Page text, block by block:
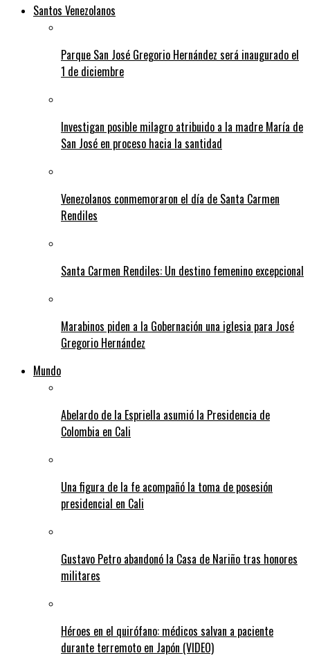
Santos Venezolanos
Parque San José Gregorio Hernández será inaugurado el
1 de diciembre
Investigan posible milagro atribuido a la madre María de
San José en proceso hacia la santidad
Venezolanos conmemoraron el día de Santa Carmen
Rendiles
Santa Carmen Rendiles: Un destino femenino excepcional
Marabinos piden a la Gobernación una iglesia para José
Gregorio Hernández
Mundo
Abelardo de la Espriella asumió la Presidencia de
Colombia en Cali
Una figura de la fe acompañó la toma de posesión
presidencial en Cali
Gustavo Petro abandonó la Casa de Nariño tras honores
militares
Héroes en el quirófano: médicos salvan a paciente
durante terremoto en Japón (VIDEO)